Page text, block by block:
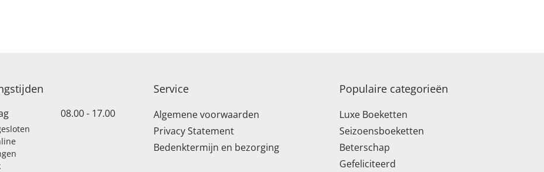
08.00 - 17.00
Service
Algemene voorwaarden
Privacy Statement
Bedenktermijn en bezorging
Populaire categorieën
Luxe Boeketten
Seizoensboeketten
Beterschap
Gefeliciteerd